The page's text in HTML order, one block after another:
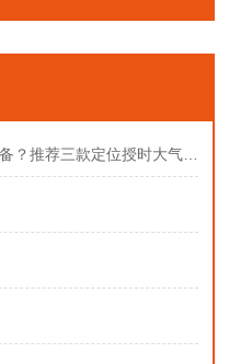
新规下生态环境监测机构怎么选设备？推荐三款定位授时大气采样器